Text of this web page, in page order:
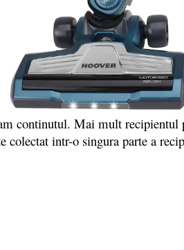
continutul. Mai mult
colectat intr-o singura parte a